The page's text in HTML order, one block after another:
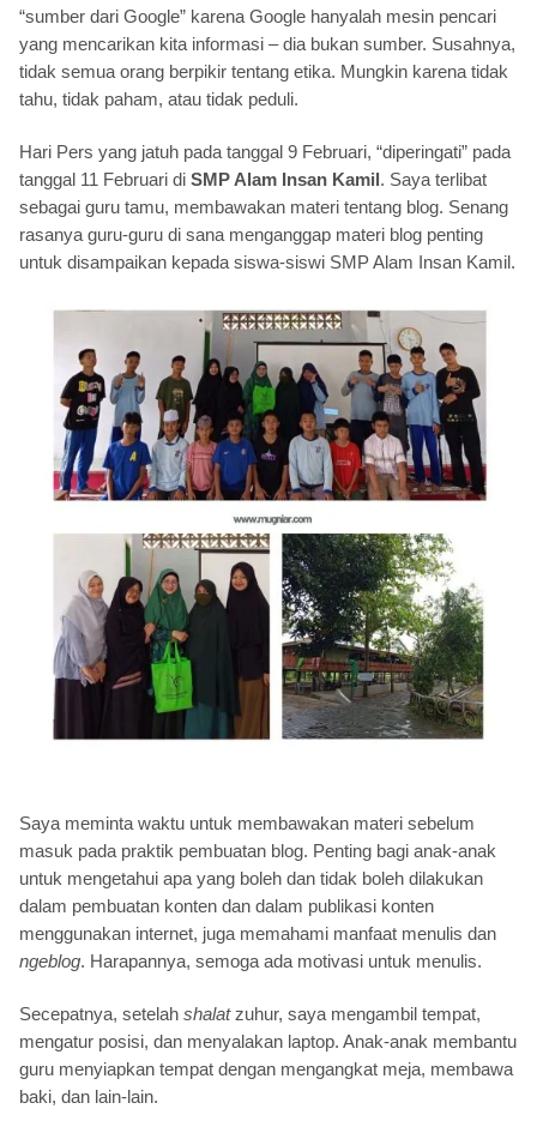
“sumber dari Google” karena Google hanyalah mesin pencari
yang mencarikan kita informasi – dia bukan sumber. Susahnya,
tidak semua orang berpikir tentang etika. Mungkin karena tidak
tahu, tidak paham, atau tidak peduli.
Hari Pers yang jatuh pada tanggal 9 Februari, “diperingati” pada
tanggal 11 Februari di SMP Alam Insan Kamil. Saya terlibat
sebagai guru tamu, membawakan materi tentang blog. Senang
rasanya guru-guru di sana menganggap materi blog penting
untuk disampaikan kepada siswa-siswi SMP Alam Insan Kamil.
Saya meminta waktu untuk membawakan materi sebelum
masuk pada praktik pembuatan blog. Penting bagi anak-anak
untuk mengetahui apa yang boleh dan tidak boleh dilakukan
dalam pembuatan konten dan dalam publikasi konten
menggunakan internet, juga memahami manfaat menulis dan
ngeblog. Harapannya, semoga ada motivasi untuk menulis.
Secepatnya, setelah shalatzuhur, saya mengambil tempat,
mengatur posisi, dan menyalakan laptop. Anak-anak membantu
guru menyiapkan tempat dengan mengangkat meja, membawa
baki, dan lain-lain.